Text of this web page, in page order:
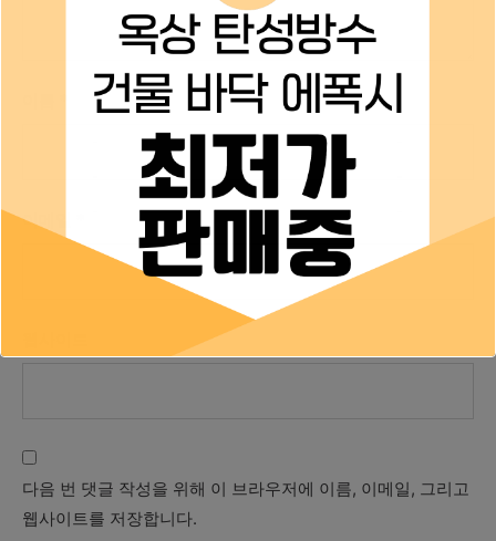
이메일
다음 번 댓글 작성을 위해 이 브라우저에 이름, 이메일, 그리고
웹사이트를 저장합니다.